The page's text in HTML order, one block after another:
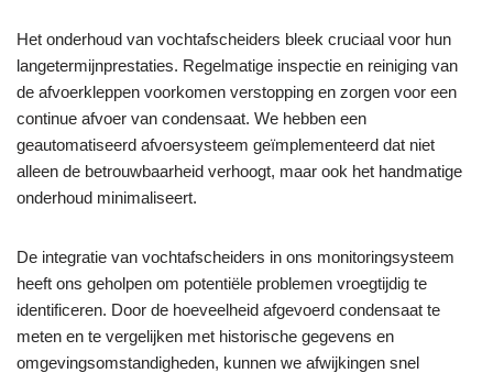
Het onderhoud van vochtafscheiders bleek cruciaal voor hun
langetermijnprestaties. Regelmatige inspectie en reiniging van
de afvoerkleppen voorkomen verstopping en zorgen voor een
continue afvoer van condensaat. We hebben een
geautomatiseerd afvoersysteem geïmplementeerd dat niet
alleen de betrouwbaarheid verhoogt, maar ook het handmatige
onderhoud minimaliseert.
De integratie van vochtafscheiders in ons monitoringsysteem
heeft ons geholpen om potentiële problemen vroegtijdig te
identificeren. Door de hoeveelheid afgevoerd condensaat te
meten en te vergelijken met historische gegevens en
omgevingsomstandigheden, kunnen we afwijkingen snel